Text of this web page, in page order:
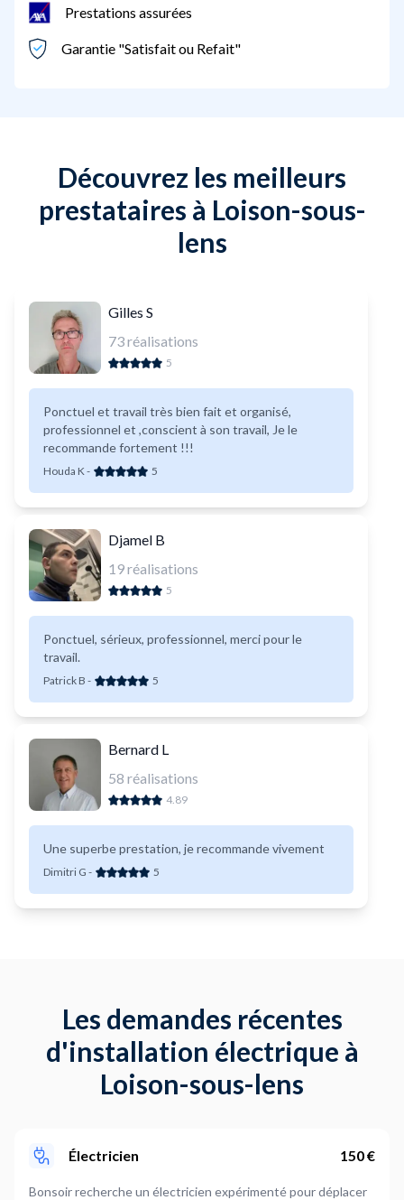
Prestations assurées
Garantie "Satisfait ou Refait"
Découvrez les meilleurs
prestataires à Loison-sous-
lens
Gilles S
73réalisations
5
Ponctuel et travail très bien fait et organisé,
professionnel et ,conscient à son travail, Je le
recommande fortement !!!
Houda K - 5
Djamel B
19réalisations
5
Ponctuel, sérieux, professionnel, merci pour le
travail.
Patrick B - 5
Bernard L
58 réalisations
4.89
Une superbe prestation, je recommande vivement
Dimitri G - 5
Les demandes récentes
d'installation électrique à
Loison-sous-lens
Électricien 150 €
Bonsoir recherche un électricien expérimenté pour déplacer